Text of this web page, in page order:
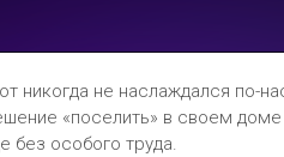
никогда не наслаждался по-
«поселить» в своем
без особого труда.